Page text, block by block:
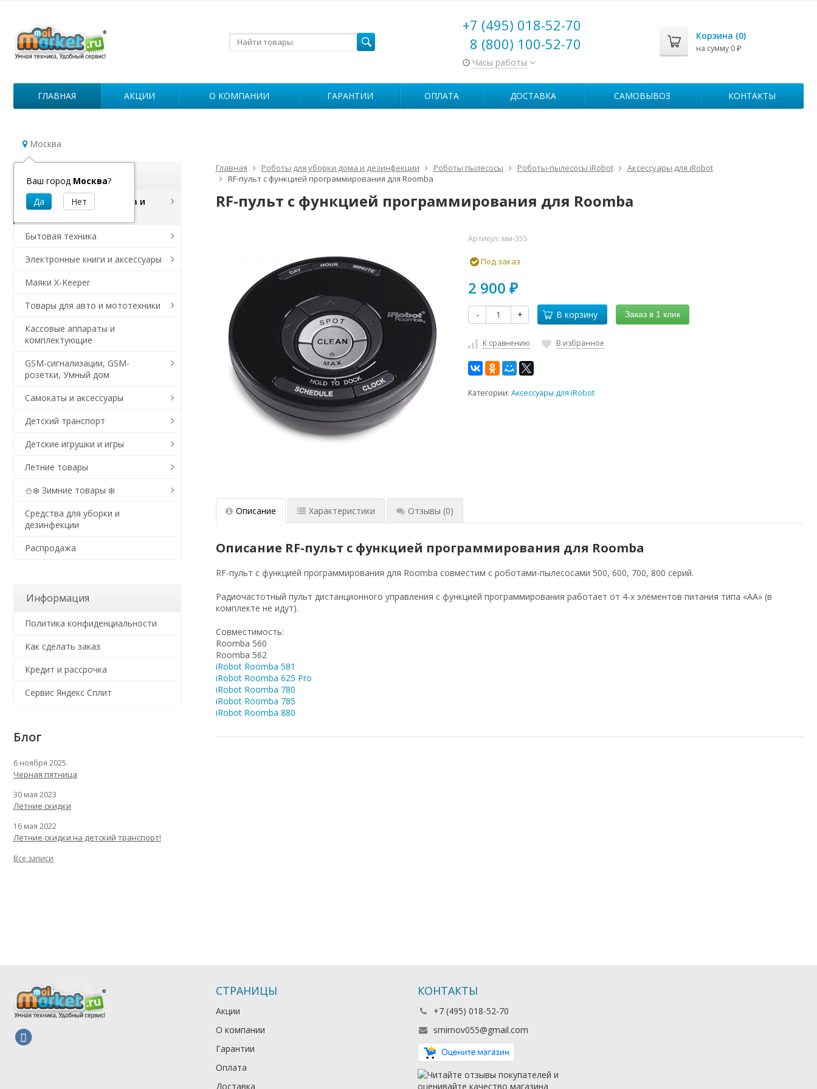
+7 (495) 018-52-70
8 (800) 100-52-70
Часы работы
Корзина (0)
на сумму 0 ₽
ГЛАВНАЯ АКЦИИ О КОМПАНИИ ГАРАНТИИ ОПЛАТА ДОСТАВКА САМОВЫВОЗ КОНТАКТЫ
Москва
Ваш город Москва?
Главная Роботы для уборки дома и дезинфекции Роботы пылесосы Роботы-пылесосы iRobot
Аксессуары для iRobot
RF-пульт с функцией программирования для Roomba
RF-пульт с функцией программирования для Roomba
Артикул: мм-355
Под заказ
2 900₽
- + В корзину Заказ в 1 клик
К сравнению В избранное
Категории:Аксессуары для iRobot
Описание Характеристики Отзывы (0)
Описание RF-пульт с функцией программирования для Roomba
RF-пульт с функцией программирования для Roomba совместим с роботами-пылесосами 500, 600, 700, 800 серий.
Радиочастотный пульт дистанционного управления с функцией программирования работает от 4-х элементов питания типа «АА» (в
комплекте не идут).
Совместимость:
Roomba 560
Roomba 562
iRobot Roomba 581
iRobot Roomba 625 Pro
iRobot Roomba 780
iRobot Roomba 785
iRobot Roomba 880
Каталог
Роботы для уборки дома и
дезинфекции
Бытовая техника
Электронные книги и аксессуары
Маяки X-Keeper
Товары для авто и мототехники
Кассовые аппараты и
комплектующие
GSM-сигнализации, GSM-
розетки, Умный дом
Самокаты и аксессуары
Детский транспорт
Детские игрушки и игры
Летние товары
⛄❄️ Зимние товары ❄️
Средства для уборки и
дезинфекции
Распродажа
Информация
Политика конфиденциальности
Как сделать заказ
Кредит и рассрочка
Сервис Яндекс Сплит
Блог
6 ноября 2025
Черная пятница
30 мая 2023
Летние скидки
16 мая 2022
Летние скидки на детский транспорт!
Все записи
СТРАНИЦЫ
Акции
О компании
Гарантии
Оплата
Доставка
КОНТАКТЫ
+7 (495) 018-52-70
smirnov055@gmail.com